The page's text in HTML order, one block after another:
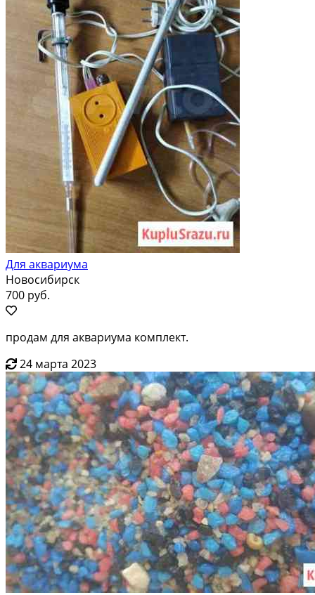
Для аквариума
Новосибирск
700 руб.
продам для аквариума комплект.
24 марта 2023